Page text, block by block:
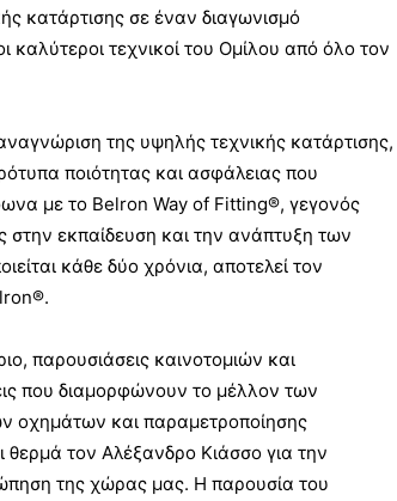
κατάρτισης σε έναν διαγωνισμό
καλύτεροι τεχνικοί του Ομίλου από όλο τον
της υψηλής τεχνικής κατάρτισης,
ποιότητας και ασφάλειας που
με το Belron Way of Fitting®, γεγονός
στην εκπαίδευση και την ανάπτυξη των
κάθε δύο χρόνια, αποτελεί τον
παρουσιάσεις καινοτομιών και
που διαμορφώνουν το μέλλον των
οχημάτων και παραμετροποίησης
τον Αλέξανδρο Κιάσσο για την
της χώρας μας. Η παρουσία του